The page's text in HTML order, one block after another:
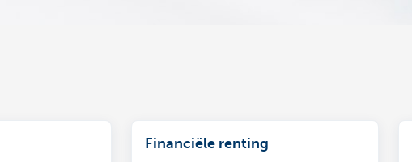
Financiële renting